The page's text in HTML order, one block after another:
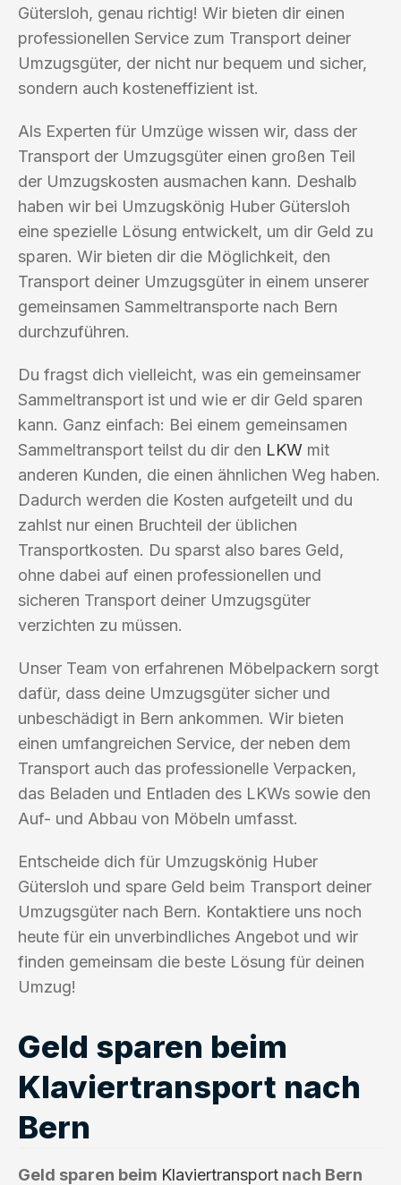
Gütersloh, genau richtig! Wir bieten dir einen
professionellen Service zum Transport deiner
Umzugsgüter, der nicht nur bequem und sicher,
sondern auch kosteneffizient ist.
Als Experten für Umzüge wissen wir, dass der
Transport der Umzugsgüter einen großen Teil
der Umzugskosten ausmachen kann. Deshalb
haben wir bei Umzugskönig Huber Gütersloh
eine spezielle Lösung entwickelt, um dir Geld zu
sparen. Wir bieten dir die Möglichkeit, den
Transport deiner Umzugsgüter in einem unserer
gemeinsamen Sammeltransporte nach Bern
durchzuführen.
Du fragst dich vielleicht, was ein gemeinsamer
Sammeltransport ist und wie er dir Geld sparen
kann. Ganz einfach: Bei einem gemeinsamen
Sammeltransport teilst du dir den LKW mit
anderen Kunden, die einen ähnlichen Weg haben.
Dadurch werden die Kosten aufgeteilt und du
zahlst nur einen Bruchteil der üblichen
Transportkosten. Du sparst also bares Geld,
ohne dabei auf einen professionellen und
sicheren Transport deiner Umzugsgüter
verzichten zu müssen.
Unser Team von erfahrenen Möbelpackern sorgt
dafür, dass deine Umzugsgüter sicher und
unbeschädigt in Bern ankommen. Wir bieten
einen umfangreichen Service, der neben dem
Transport auch das professionelle Verpacken,
das Beladen und Entladen des LKWs sowie den
Auf- und Abbau von Möbeln umfasst.
Entscheide dich für Umzugskönig Huber
Gütersloh und spare Geld beim Transport deiner
Umzugsgüter nach Bern. Kontaktiere uns noch
heute für ein unverbindliches Angebot und wir
finden gemeinsam die beste Lösung für deinen
Umzug!
Geld sparen beim
Klaviertransport nach
Bern
Geld sparen beim Klaviertransport nach Bern